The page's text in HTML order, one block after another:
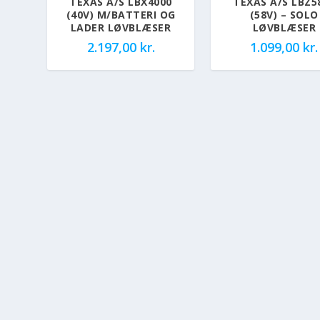
(40V) M/BATTERI OG
LADER LØVBLÆSER
2.197,00 kr.
(58V) – SOLO
LØVBLÆSER
1.099,00 kr.